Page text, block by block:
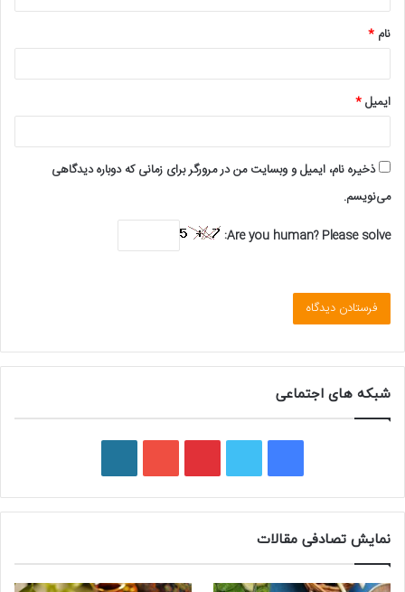
*
نام *
ایمیل*
ذخیره نام، ایمیل و وبسایت من در مرورگر برای زمانی که دوباره دیدگاهی
می‌نویسم.
Are you human? Please solve:
شبکه های اجتماعی
ی
س
ب
و
ی
ی
ت
و
ی
ر
پ
نمایش تصادفی مقالات